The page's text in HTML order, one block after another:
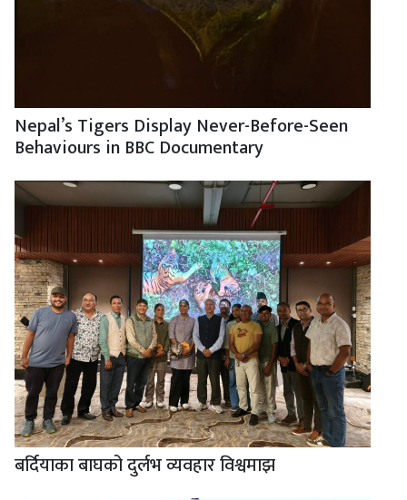
Nepal’s Tigers Display Never-Before-Seen
Behaviours in BBC Documentary
बर्दियाका बाघको दुर्लभ व्यवहार विश्वमाझ